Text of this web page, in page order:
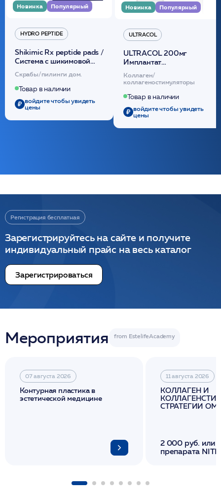
Новинка Популярный
HYDRO PEPTIDE
Shikimic Rx peptide pads /
Cистема с шикимовой
кислотой обновляющая
(30шт) /HP
Скрабы/пилинги дом.
Товар в наличии
войдите чтобы увидеть
цены
Новинка Популярный
ULTRACOL
ULTRACOL 200мг
Имплантат
внутридермальный,
стерильный на основе
полидиоксанона
/ULTRACOL
Коллаген/
коллагеностимуляторы
Товар в наличии
войдите чтобы увидеть
цены
Регистрация бесплатная
Зарегистрируйтесь на сайте и получите
индивидуальный прайс на весь каталог
Зарегистрироваться
Мероприятия
07 августа 2026
Контурная пластика в
эстетической медицине
11 августа 2026
КОЛЛАГЕН И
СТРАТЕГИИ
2 000 руб. или
препарата